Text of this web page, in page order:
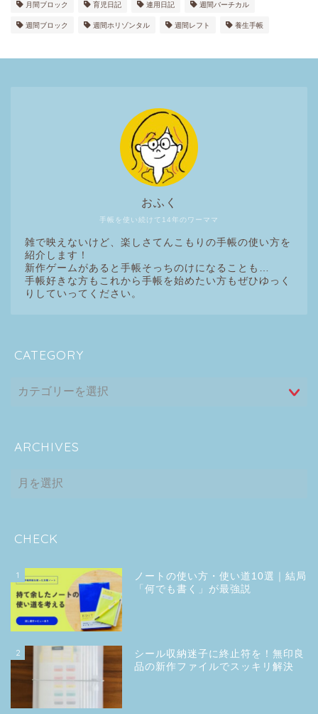
月間ブロック 育児日記 連用日記 週間バーチカル
週間ブロック 週間ホリゾンタル 週間レフト 養生手帳
手帳を使い続けて14年のワーママ
おふく
雑で映えないけど、楽しさてんこもりの手帳の使い方を
紹介します！
新作ゲームがあると手帳そっちのけになることも…
手帳好きな方もこれから手帳を始めたい方もぜひゆっく
りしていってください。
CATEGORY
ARCHIVES
CHECK
1
ノートの使い方・使い道10選｜結局
「何でも書く」が最強説
2
シール収納迷子に終止符を！無印良
品の新作ファイルでスッキリ解決